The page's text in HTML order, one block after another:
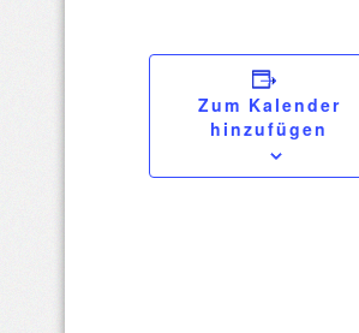
Zum Kalender
hinzufügen